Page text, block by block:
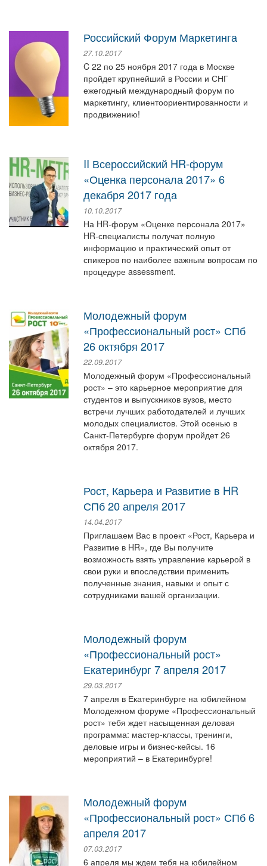
Российский Форум Маркетинга
27.10.2017
C 22 по 25 ноября 2017 года в Москве
пройдет крупнейший в России и СНГ
ежегодный международный форум по
маркетингу, клиентоориентированности и
продвижению!
II Всероссийский HR-форум
«Оценка персонала 2017» 6
декабря 2017 года
10.10.2017
На HR-форум «Оценке персонала 2017»
HR-специалисты получат полную
информацию и практический опыт от
спикеров по наиболее важным вопросам по
процедуре assessment.
Молодежный форум
«Профессиональный рост» СПб
26 октября 2017
22.09.2017
Молодежный форум «Профессиональный
рост» – это карьерное мероприятие для
студентов и выпускников вузов, место
встречи лучших работодателей и лучших
молодых специалистов. Этой осенью в
Санкт-Петербурге форум пройдет 26
октября 2017.
Рост, Карьера и Развитие в HR
СПб 20 апреля 2017
14.04.2017
​Приглашаем Вас в проект «Рост, Карьера и
Развитие в HR», где Вы получите
возможность взять управление карьерой в
свои руки и впоследствии применить
полученные знания, навыки и опыт с
сотрудниками вашей организации.
Молодежный форум
«Профессиональный рост» ​
Екатеринбург 7 апреля 2017
29.03.2017
7 апреля в Екатеринбурге на юбилейном
Молодежном форуме «Профессиональный
рост» тебя ждет насыщенная деловая
программа: мастер-классы, тренинги,
деловые игры и бизнес-кейсы. 16
мероприятий – в Екатеринбурге!
Молодежный форум
«Профессиональный рост» ​СПб 6
апреля 2017
07.03.2017
​6 апреля мы ждем тебя на юбилейном